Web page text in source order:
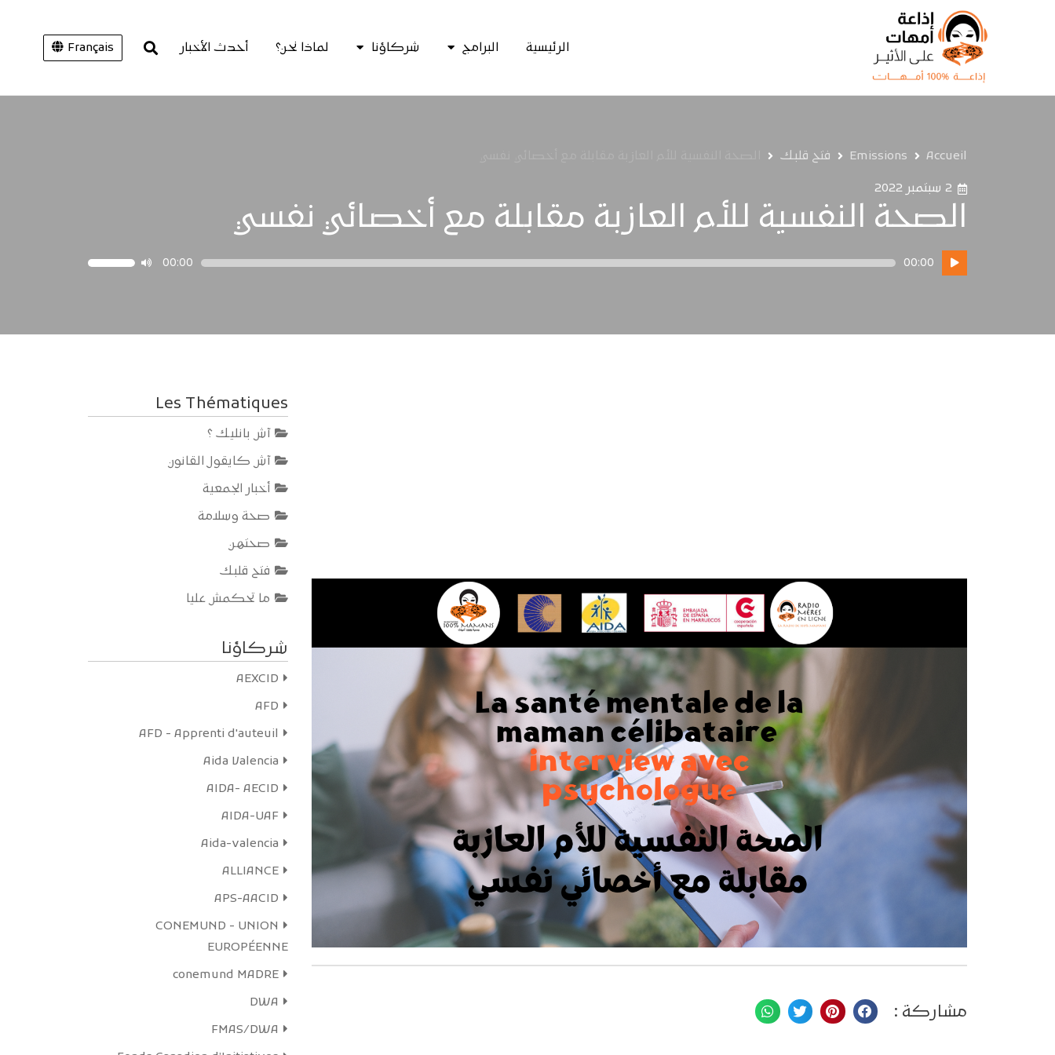
الرئيسية البرامج شركاؤنا لماذا نحن؟ أحدث الأخبار Français
Accueil
Emissions فتح قلبك
2 سبتمبر 2022
الصحة النفسية للأم العازبة مقابلة مع أخصائي نفسي
مشغل
00:00
00:00
استخدم
أعلى/
خفض
مشاركة :
Les Thématiques
آش بانليك ؟
آش كايقول القانون
أخبار الجمعية
صحة وسلامة
صحتهن
فتح قلبك
ما تحكمش عليا
شركاؤنا
AEXCID
AFD
AFD - Apprenti d'auteuil
Aida Valencia
AIDA- AECID
AIDA-UAF
Aida-valencia
ALLIANCE
APS-AACID
CONEMUND - UNION
EUROPÉENNE
conemund MADRE
DWA
FMAS/DWA
NOUS CONNAÎTRE ?
Bienvenue sur Radio mères en ligne, la plateforme de
podcasts de 100% mamans, l’association marocaine
des mères célibataires et leurs enfants, des
professionnelles du sexe et des femmes migrantes.
Les émissions réalisées par un comité de bénéficiaires
de l’association, visent à protéger et promouvoir les
droits sociaux et économiques des femmes
marginalisées au Maroc. Ils s’inscrivent aussi dans la
démarche de plaidoyer de l’association et permettent
de sensibiliser plus efficacement les acteurs locaux et
l’opinion publique sur l’exclusion et les difficultés de
ces femmes.
Bonne écoute sur Radio mères en ligne !
Écoutez maintenant